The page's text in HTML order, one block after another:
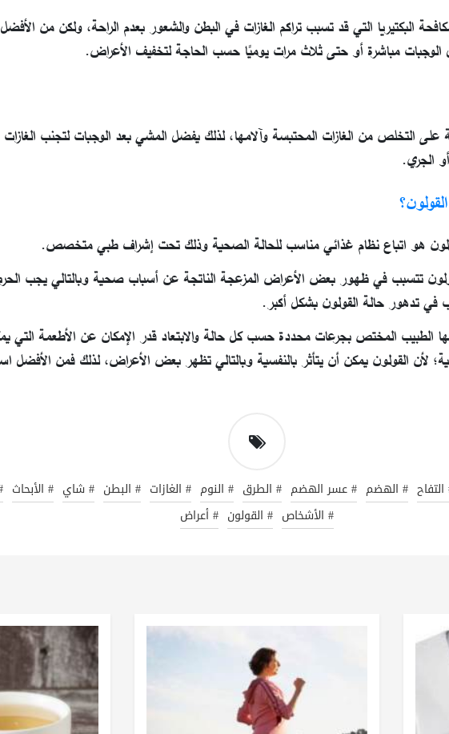
البكتيريا التي قد تسبب تراكم الغازات في البطن والشعور بعدم الراحة، ولكن من الأفضل
الوجبات مباشرة أو حتى ثلاث مرات يوميًا حسب الحاجة لتخفيف الأعراض.
على التخلص من الغازات المحتبسة وآلامها، لذلك يفضل المشي بعد الوجبات لتجنب
الجري.
هو اتباع نظام غذائي مناسب للحالة الصحية وذلك تحت إشراف طبي متخصص.
تتسبب في ظهور بعض الأعراض المزعجة الناتجة عن أسباب صحية وبالتالي يجب
تدهور حالة القولون بشكل أكبر.
الطبيب المختص بجرعات محددة حسب كل حالة والابتعاد قدر الإمكان عن الأطعمة
لأن القولون يمكن أن يتأثر بالنفسية وبالتالي تظهر بعض الأعراض، لذلك فمن الأفضل
# الهضم # عسر الهضم # الطرق # النوم # الغازات # البطن # شاي # الأبحاث
# الأشخاص # القولون # أعراض